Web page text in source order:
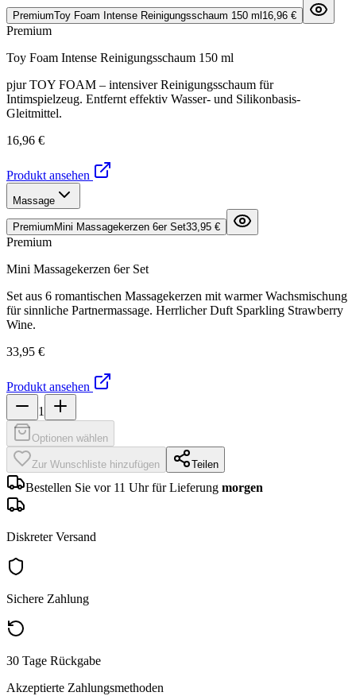
PremiumToy Foam Intense Reinigungsschaum 150 ml 16,96 €
Premium
Toy Foam Intense Reinigungsschaum 150 ml
pjur TOY FOAM – intensiver Reinigungsschaum für
Intimspielzeug. Entfernt effektiv Wasser- und Silikonbasis-
Gleitmittel.
16,96 €
Produkt ansehen
Massage
Premium Mini Massagekerzen 6er Set33,95 €
Premium
Mini Massagekerzen 6er Set
Set aus 6 romantischen Massagekerzen mit warmer Wachsmischung
für sinnliche Partnermassage. Herrlicher Duft Sparkling Strawberry
Wine.
33,95 €
Produkt ansehen
1
Optionen wählen
Zur Wunschliste hinzufügen Teilen
Bestellen Sie vor 11 Uhr für Lieferung morgen
Diskreter Versand
Sichere Zahlung
30 Tage Rückgabe
Akzeptierte Zahlungsmethoden